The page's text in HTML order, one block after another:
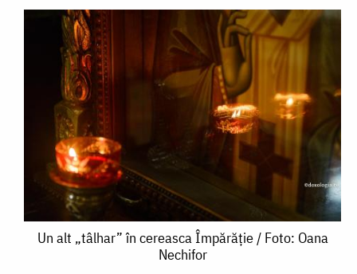
Un
Un alt „tâlhar” în cereasca Împărăție / Foto: Oana
Nechifor